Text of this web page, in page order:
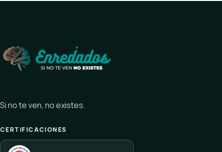
Si no te ven, no existes.
CERTIFICACIONES